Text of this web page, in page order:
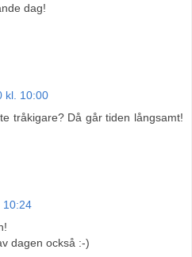
dag!
kl. 10:00
tråkigare? Då går tiden långsamt!
10:24
dagen också :-)